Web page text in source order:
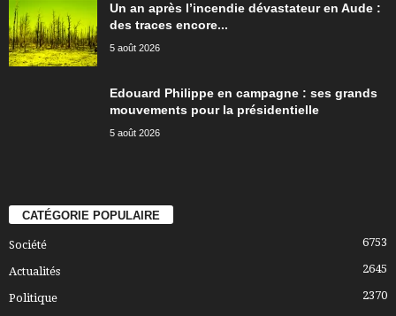
Un an après l’incendie dévastateur en Aude :
des traces encore...
5 août 2026
Edouard Philippe en campagne : ses grands
mouvements pour la présidentielle
5 août 2026
CATÉGORIE POPULAIRE
Société 6753
Actualités 2645
Politique
2370